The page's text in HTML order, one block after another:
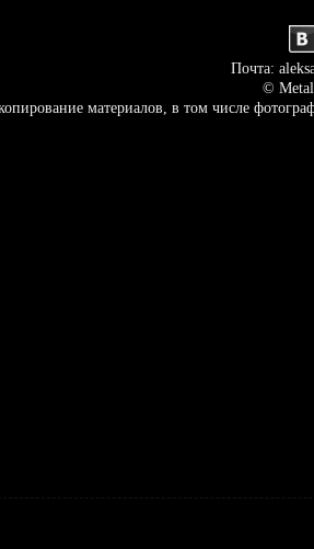
Почта:
©
материалов, в том числе